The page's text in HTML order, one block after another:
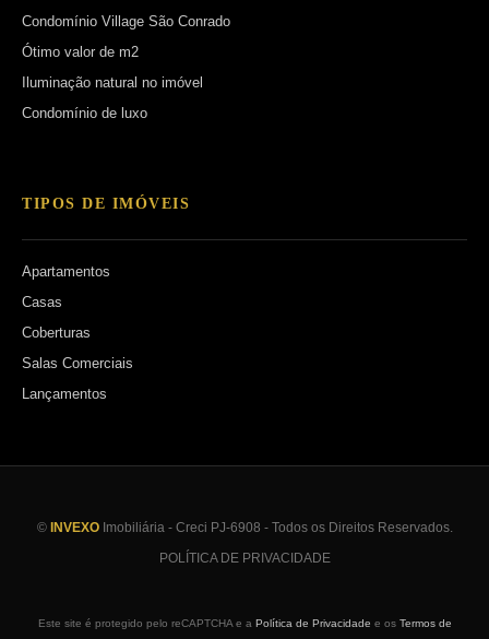
Condomínio Village São Conrado
Ótimo valor de m2
Iluminação natural no imóvel
Condomínio de luxo
TIPOS DE IMÓVEIS
Apartamentos
Casas
Coberturas
Salas Comerciais
Lançamentos
© INVEXOImobiliária - Creci PJ-6908 - Todos os Direitos Reservados.
POLÍTICA DE PRIVACIDADE
Este site é protegido pelo reCAPTCHA e a Política de Privacidade e os Termos de